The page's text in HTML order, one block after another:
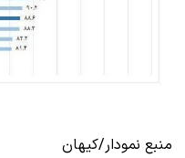
منبع نمودار/کیهان